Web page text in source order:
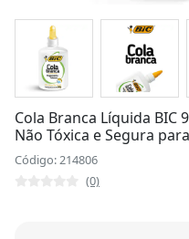
Cola Branca Líquida BIC
Não Tóxica e Segura
Código: 214806
(0)